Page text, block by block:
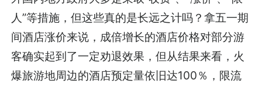
人”等措施，但这些真的是长远之计吗？拿五一期
间酒店涨价来说，成倍增长的酒店价格对部分游
客确实起到了一定劝退效果，但从结果来看，火
爆旅游地周边的酒店预定量依旧达100％，限流